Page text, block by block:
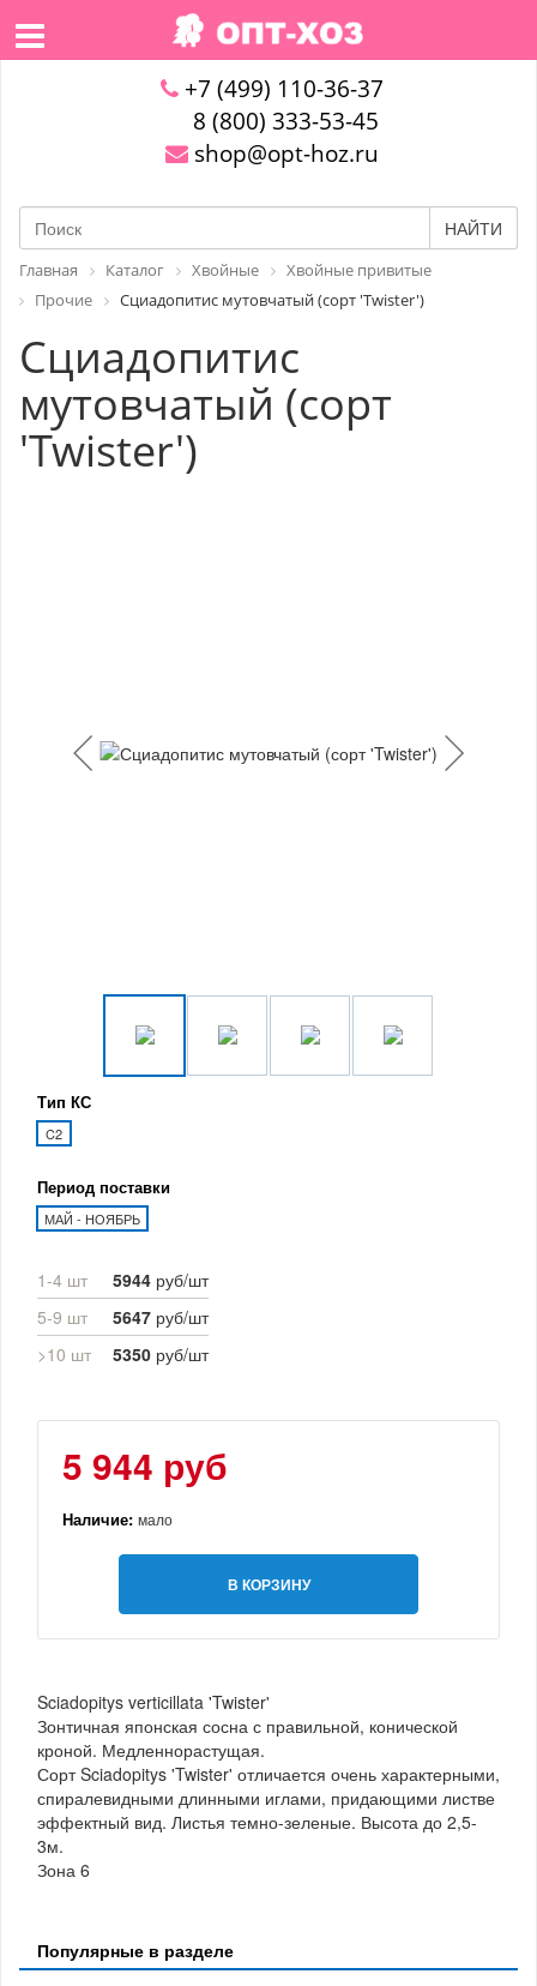
+7 (499) 110-36-37
8 (800) 333-53-45
shop@opt-hoz.ru
НАЙТИ
Главная Каталог Хвойные
Хвойные привитые
Прочие
Сциадопитис мутовчатый (сорт 'Twister')
Сциадопитис
мутовчатый (сорт
'Twister')
Тип КС
C2
Период поставки
МАЙ - НОЯБРЬ
1-4 шт 5944 руб/шт
5-9 шт
5647 руб/шт
>10 шт
5350 руб/шт
5 944 руб
Наличие: мало
В КОРЗИНУ
Sciadopitys verticillata 'Twister'
Зонтичная японская сосна с правильной, конической
кроной. Медленнорастущая.
Сорт Sciadopitys 'Twister' отличается очень характерными,
спиралевидными длинными иглами, придающими листве
эффектный вид. Листья темно-зеленые. Высота до 2,5-
3м.
Зона 6
Популярные в разделе